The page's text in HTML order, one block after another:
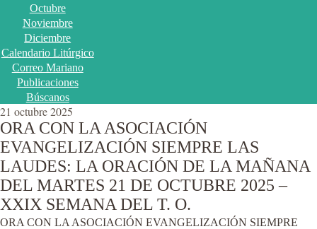
Octubre
Noviembre
Diciembre
Calendario Litúrgico
Correo Mariano
Publicaciones
Búscanos
21 octubre 2025
ORA CON LA ASOCIACIÓN
EVANGELIZACIÓN SIEMPRE LAS
LAUDES: LA ORACIÓN DE LA MAÑANA
DEL MARTES 21 DE OCTUBRE 2025 –
XXIX SEMANA DEL T. O.
ORA CON LA ASOCIACIÓN EVANGELIZACIÓN SIEMPRE